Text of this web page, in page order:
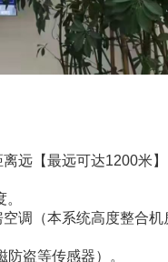
远【最远可达1200米
调（本系统高度整合
盗等传感器）。